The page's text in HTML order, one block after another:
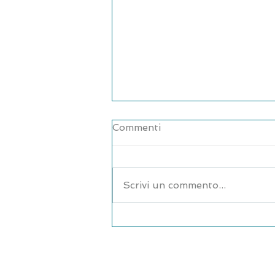
Incontro con la biologa-
Commenti
Scrivi un commento...